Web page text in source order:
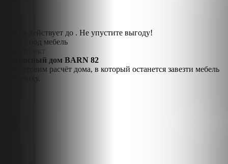
Акция действует до . Не упустите выгоду!
Расчёт под мебель
Каркасный дом BARN 82
Подготовим расчёт дома, в который останется завезти мебель